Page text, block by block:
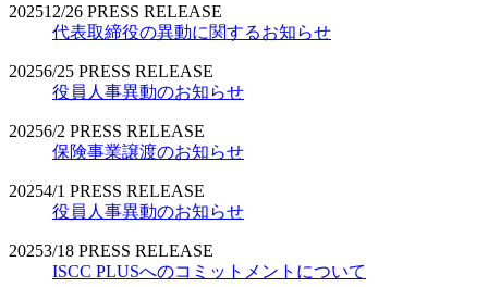
202512/26 PRESS RELEASE
代表取締役の異動に関するお知らせ
20256/25 PRESS RELEASE
役員人事異動のお知らせ
20256/2 PRESS RELEASE
保険事業譲渡のお知らせ
20254/1 PRESS RELEASE
役員人事異動のお知らせ
20253/18 PRESS RELEASE
ISCC PLUSへのコミットメントについて